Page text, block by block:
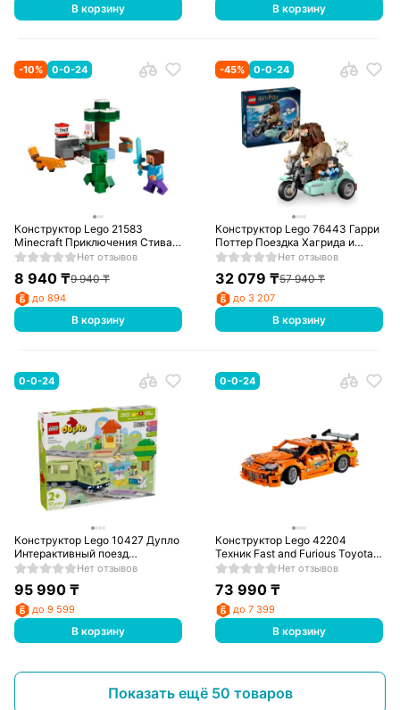
В корзину В корзину
-10% 0-0-24
Конструктор Lego 21583
Minecraft Приключения Стива в
тайге
Нет отзывов
8 940₸9 940₸
до 894
В корзину
-45% 0-0-24
Конструктор Lego 76443 Гарри
Поттер Поездка Хагрида и
Гарри на мотоцикле
Нет отзывов
32 079 ₸57 940₸
до 3 207
В корзину
0-0-24
Конструктор Lego 10427 Дупло
Интерактивный поезд
приключенийНет отзывов
95 990₸
до 9 599
В корзину
0-0-24
Конструктор Lego 42204
Техник Fast and Furious Toyota
Supra MK4 Нет отзывов
73 990 ₸
до 7 399
В корзину
Показать ещё 50 товаров